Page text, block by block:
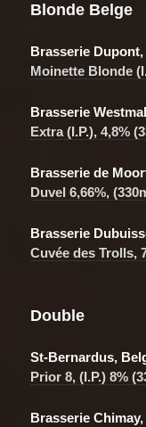
Blonde Belge
Brasserie
Moinette Blonde
Brasserie
Extra (I.P.), 4,8%
Brasserie de
Duvel 6,66%,
Brasserie
Cuvée des Trolls,
Double
St-Bernardus,
Prior 8, (I.P.) 8%
Brasserie